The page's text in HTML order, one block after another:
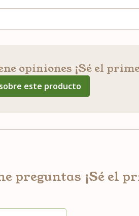
opiniones ¡Sé el
este producto
preguntas ¡Sé el